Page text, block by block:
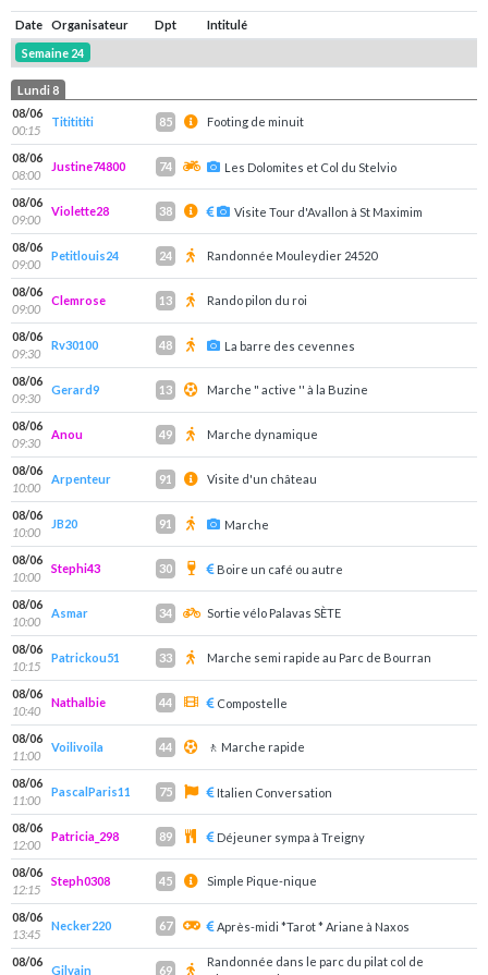
Date Organisateur Dpt
Intitulé
Semaine 24
Lundi 8
08/06
00:15
Tititititi 85 Footing de minuit
08/06
08:00
Justine74800 74 Les Dolomites et Col du Stelvio
08/06
09:00
Violette28 38 Visite Tour d'Avallon à St Maximim
08/06
09:00
Petitlouis24 24 Randonnée Mouleydier 24520
08/06
09:00
Clemrose 13 Rando pilon du roi
08/06
09:30
Rv30100 48 La barre des cevennes
08/06
09:30
Gerard9 13 Marche " active '' à la Buzine
08/06
09:30
Anou 49 Marche dynamique
08/06
10:00
Arpenteur 91 Visite d'un château
08/06
10:00
JB20 91 Marche
08/06
10:00
Stephi43 30 Boire un café ou autre
08/06
10:00
Asmar 34 Sortie vélo Palavas SÈTE
08/06
10:15
Patrickou51 33 Marche semi rapide au Parc de Bourran
08/06
10:40
Nathalbie 44 Compostelle
08/06
11:00
Voilivoila 44 🚶 Marche rapide
08/06
11:00
PascalParis11 75 Italien Conversation
08/06
12:00
Patricia_298 89 Déjeuner sympa à Treigny
08/06
12:15
Steph0308 45 Simple Pique-nique
08/06
13:45
Necker220 67 Après-midi *Tarot * Ariane à Naxos
08/06
Gilvain 69
Randonnée dans le parc du pilat col de